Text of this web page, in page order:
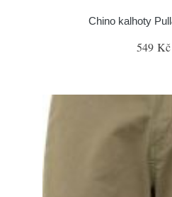
Chino kalhoty
549 Kč